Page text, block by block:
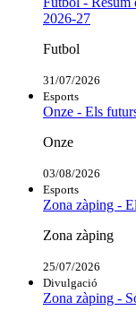
2026-27
Futbol
31/07/2026
Esports
Onze - Els
Onze
03/08/2026
Esports
Zona zàping -
Zona zàping
25/07/2026
Divulgació
Zona zàping -